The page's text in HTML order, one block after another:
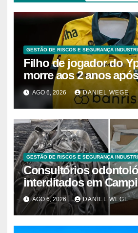
GESTÃO DE RISCOS E SEGURANÇA
Filho de jogador do
morre aos 2 anos
AGO 6, 2026 DANIEL WEGE
GESTÃO DE RISCOS E SEGURANÇA
Consultórios
interditados em
superam 2025
AGO 6, 2026 DANIEL WEGE